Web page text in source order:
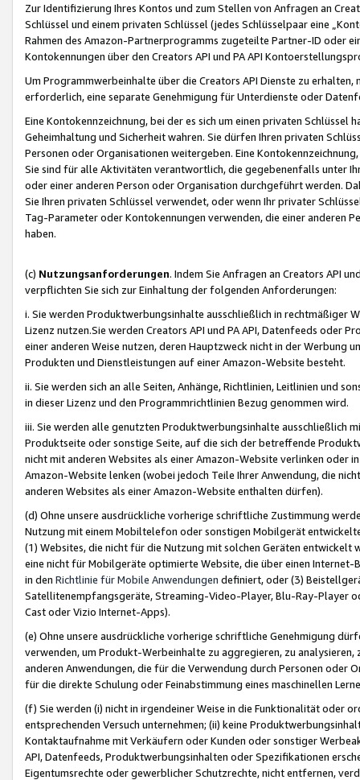
Zur Identifizierung Ihres Kontos und zum Stellen von Anfragen an
Schlüssel und einem privaten Schlüssel (jedes Schlüsselpaar eine
Rahmen des Amazon-Partnerprogramms zugeteilte Partner-ID oder
Kontokennungen über den Creators API und PA API
Um Programmwerbeinhalte über die Creators API Dienste zu
erforderlich, eine separate Genehmigung für Unterdienste oder
Eine Kontokennzeichnung, bei der es sich um einen privaten
Geheimhaltung und Sicherheit wahren. Sie dürfen Ihren privaten
Personen oder Organisationen weitergeben. Eine
Sie sind für alle Aktivitäten verantwortlich, die gegebenenfalls unter
oder einer anderen Person oder Organisation durchgeführt werden.
Sie Ihren privaten Schlüssel verwendet, oder wenn Ihr privater
Tag-Parameter oder Kontokennungen verwenden, die einer anderen
haben.
(c) Nutzungsanforderungen. Indem Sie Anfragen an Creators API
verpflichten Sie sich zur Einhaltung der folgenden Anforderungen:
i. Sie werden Produktwerbungsinhalte ausschließlich in rechtmäßiger
Lizenz nutzen.Sie werden Creators API und PA API, Datenfeeds oder
einer anderen Weise nutzen, deren Hauptzweck nicht in der Werbung
Produkten und Dienstleistungen auf einer Amazon-Website besteht.
ii. Sie werden sich an alle Seiten, Anhänge, Richtlinien, Leitlinien und
in dieser Lizenz und den Programmrichtlinien Bezug genommen wird.
iii. Sie werden alle genutzten Produktwerbungsinhalte ausschließlich
Produktseite oder sonstige Seite, auf die sich der betreffende
nicht mit anderen Websites als einer Amazon-Website verlinken oder
Amazon-Website lenken (wobei jedoch Teile Ihrer Anwendung, die
anderen Websites als einer Amazon-Website enthalten dürfen).
(d) Ohne unsere ausdrückliche vorherige schriftliche Zustimmung
Nutzung mit einem Mobiltelefon oder sonstigen Mobilgerät
(1) Websites, die nicht für die Nutzung mit solchen Geräten
eine nicht für Mobilgeräte optimierte Website, die über einen
in den Richtlinie für Mobile Anwendungen definiert, oder (3)
Satellitenempfangsgeräte, Streaming-Video-Player, Blu-Ray-Player
Cast oder Vizio Internet-Apps).
(e) Ohne unsere ausdrückliche vorherige schriftliche Genehmigung
verwenden, um Produkt-Werbeinhalte zu aggregieren, zu
anderen Anwendungen, die für die Verwendung durch Personen
für die direkte Schulung oder Feinabstimmung eines maschinellen
(f) Sie werden (i) nicht in irgendeiner Weise in die Funktionalität oder
entsprechenden Versuch unternehmen; (ii) keine
Kontaktaufnahme mit Verkäufern oder Kunden oder sonstiger
API, Datenfeeds, Produktwerbungsinhalten oder Spezifikationen
Eigentumsrechte oder gewerblicher Schutzrechte, nicht entfernen,